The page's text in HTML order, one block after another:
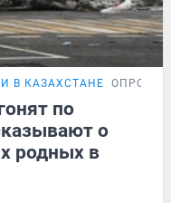
В КАЗАХСТАНЕ ОПРОС
по
о
родных в